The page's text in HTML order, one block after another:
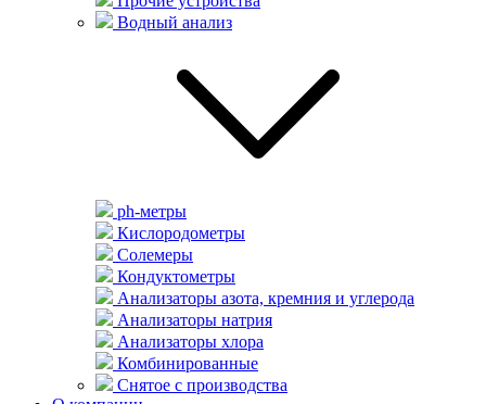
Водный анализ
ph-метры
Кислородометры
Солемеры
Кондуктометры
Анализаторы азота, кремния и углерода
Анализаторы натрия
Анализаторы хлора
Комбинированные
Снятое с производства